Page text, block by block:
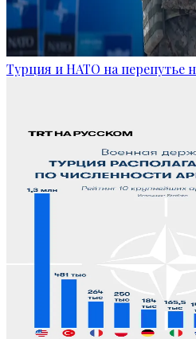
Турция и НАТО на перепутье